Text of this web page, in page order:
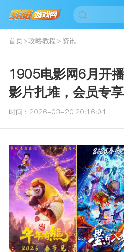
首页>攻略教程 > 资讯
1905电影网6月开
影片扎堆，会员专
时间： 2026-03-20 20:16:04